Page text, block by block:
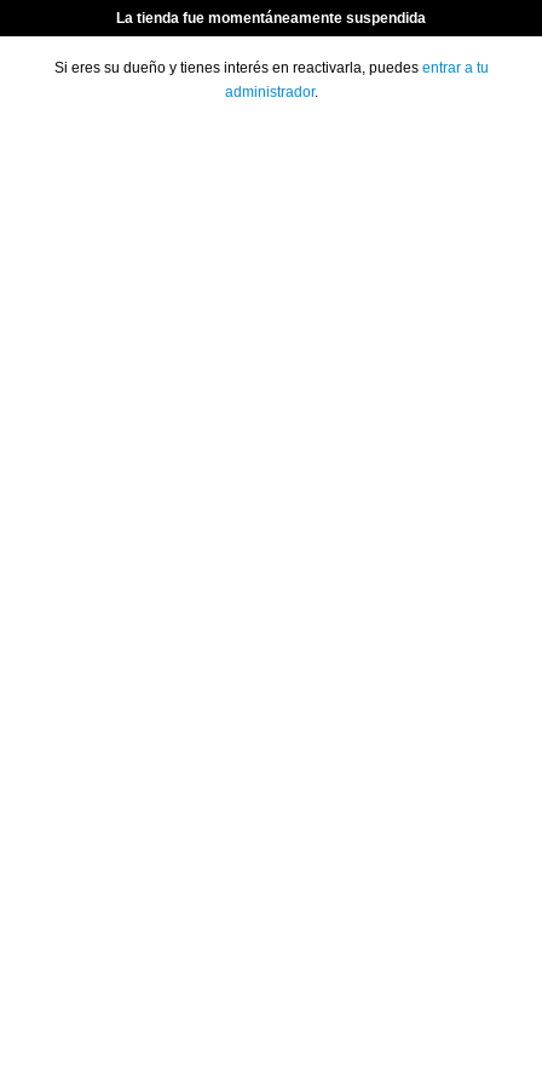
La tienda fue momentáneamente suspendida
Si eres su dueño y tienes interés en reactivarla, puedes entrar a tu
administrador.